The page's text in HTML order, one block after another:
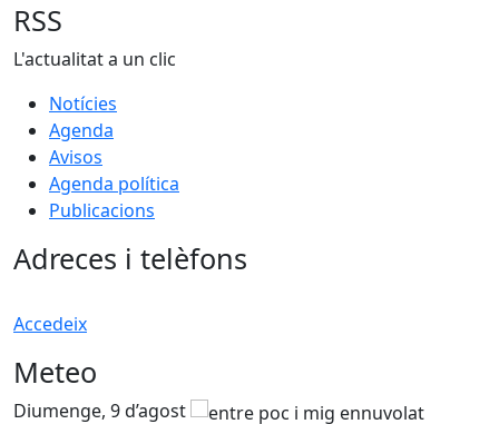
RSS
L'actualitat a un clic
Notícies
Agenda
Avisos
Agenda política
Publicacions
Adreces i telèfons
Accedeix
Meteo
Diumenge, 9 d’agost